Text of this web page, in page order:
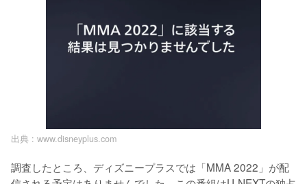
出典 : www.disneyplus.com
調査したところ、ディズニープラスでは「MMA 2022」が配